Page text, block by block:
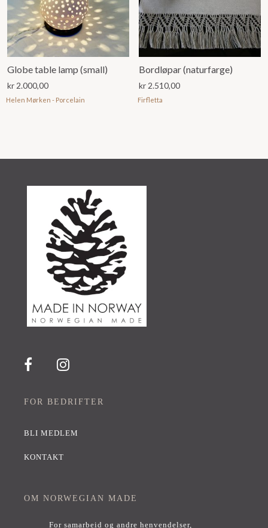
Globe table lamp (small)
kr 2.000,00
Helen Mørken - Porcelain
Bordløpar (naturfarge)
kr 2.510,00
Firfletta
FOR BEDRIFTER
BLI MEDLEM
KONTAKT
OM NORWEGIAN MADE
For samarbeid og andre henvendelser,